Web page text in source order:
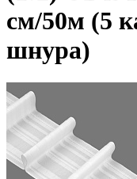
см/50м (5
шнура)